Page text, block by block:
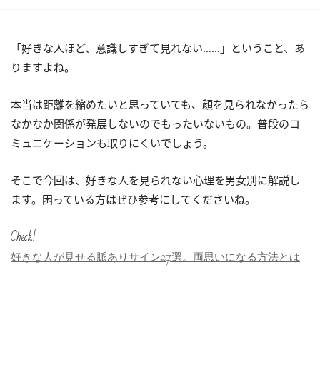
「好きな人ほど、意識しすぎて見れない……」ということ、あ
りますよね。
本当は距離を縮めたいと思っていても、顔を見られなかったら
なかなか関係が発展しないのでもったいないもの。普段のコ
ミュニケーションも取りにくいでしょう。
そこで今回は、好きな人を見られない心理を男女別に解説し
ます。困っている方はぜひ参考にしてくださいね。
Check!
好きな人が見せる脈ありサイン27選。両思いになる方法とは